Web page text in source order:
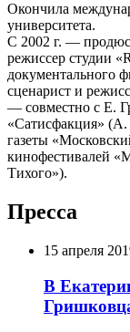
Окончила
университета.
С 2002 г. —
режиссер студии
документального
сценарист и
— совместно с Е.
«Сатисфакция»
газеты
кинофестивалей
Тихого»).
Пресса
15 апреля
В